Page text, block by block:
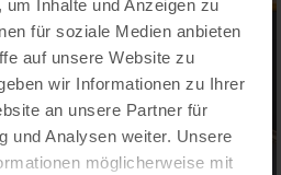
Inhalte und Anzeigen zu
für soziale Medien anbieten
auf unsere Website zu
wir Informationen zu Ihrer
an unsere Partner für
und Analysen weiter. Unsere
möglicherweise mit